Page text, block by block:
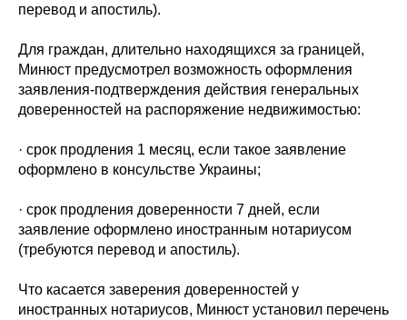
перевод и апостиль).
Для граждан, длительно находящихся за границей,
Минюст предусмотрел возможность оформления
заявления-подтверждения действия генеральных
доверенностей на распоряжение недвижимостью:
· срок продления 1 месяц, если такое заявление
оформлено в консульстве Украины;
· срок продления доверенности 7 дней, если
заявление оформлено иностранным нотариусом
(требуются перевод и апостиль).
Что касается заверения доверенностей у
иностранных нотариусов, Минюст установил перечень